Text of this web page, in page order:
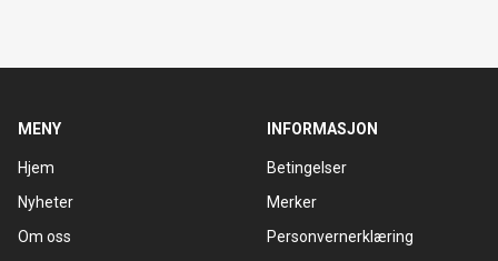
MENY
Hjem
Nyheter
Om oss
INFORMASJON
Betingelser
Merker
Personvernerklæring